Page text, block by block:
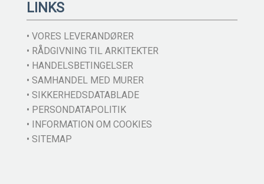
LINKS
• VORES LEVERANDØRER
• RÅDGIVNING TIL ARKITEKTER
• HANDELSBETINGELSER
• SAMHANDEL MED MURER
• SIKKERHEDSDATABLADE
• PERSONDATAPOLITIK
• INFORMATION OM COOKIES
• SITEMAP